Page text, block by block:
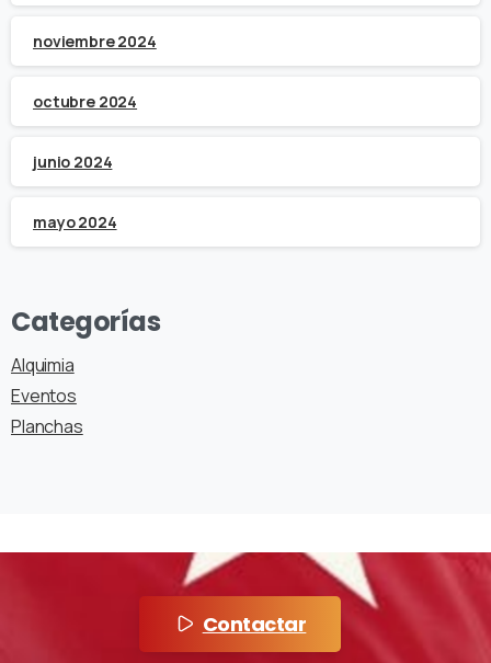
noviembre 2024
octubre 2024
junio 2024
mayo 2024
Categorías
Alquimia
Eventos
Planchas
Contactar